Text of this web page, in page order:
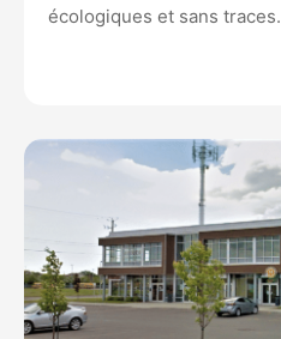
écologiques et sans traces.